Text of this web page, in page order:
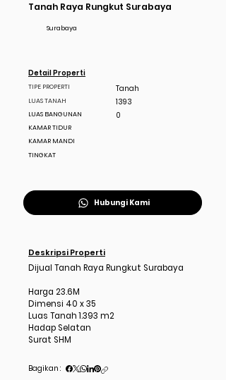
Tanah Raya Rungkut Surabaya
Surabaya
Detail Properti
TIPE PROPERTI
LUAS TANAH
LUAS BANGUNAN
KAMAR TIDUR
KAMAR MANDI
TINGKAT
Tanah
1393
0
Hubungi Kami
Deskripsi Properti
Dijual Tanah Raya Rungkut Surabaya
Harga 23.6M
Dimensi 40 x 35
Luas Tanah 1.393 m2
Hadap Selatan
Surat SHM
Bagikan :